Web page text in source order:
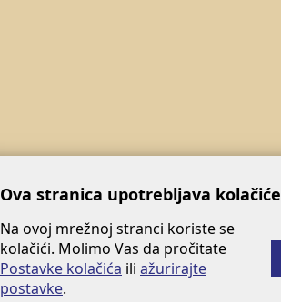
Ova stranica upotrebljava kolačiće
Na ovoj mrežnoj stranci koriste se
kolačići. Molimo Vas da pročitate
Postavke kolačića ili ažurirajte
postavke.